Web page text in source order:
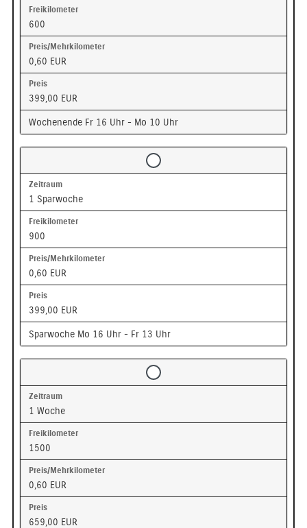
600
0,60 EUR
399,00 EUR
Wochenende Fr 16 Uhr - Mo 10 Uhr
1 Sparwoche
900
0,60 EUR
399,00 EUR
Sparwoche Mo 16 Uhr - Fr 13 Uhr
1 Woche
1500
0,60 EUR
659,00 EUR